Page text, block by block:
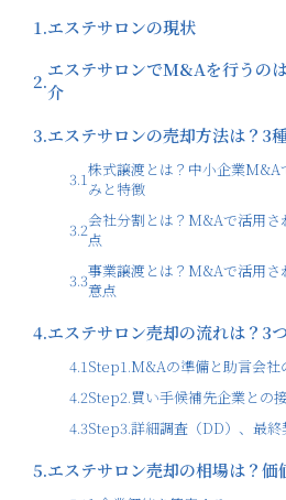
1.エステサロンの現状
2.エステサロンでM&Aを行うの
介
3.エステサロンの売却方法は？3
3.1株式譲渡とは？中小企業M&A
みと特徴
3.2会社分割とは？M&Aで活用さ
点
3.3事業譲渡とは？M&Aで活用さ
意点
4.エステサロン売却の流れは？3
4.1Step1.M&Aの準備と助言会社
4.2Step2.買い手候補先企業との
4.3Step3.詳細調査（DD）、最
5.エステサロン売却の相場は？価